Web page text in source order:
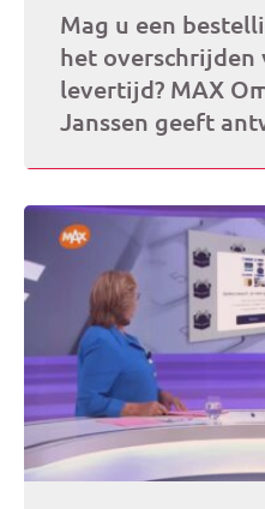
Mag u een
het overschrijden
levertijd? MAX
Janssen geeft